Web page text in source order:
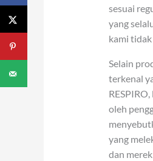
sesuai
yang
kami
Selain
terkenal
oleh
yang
dan